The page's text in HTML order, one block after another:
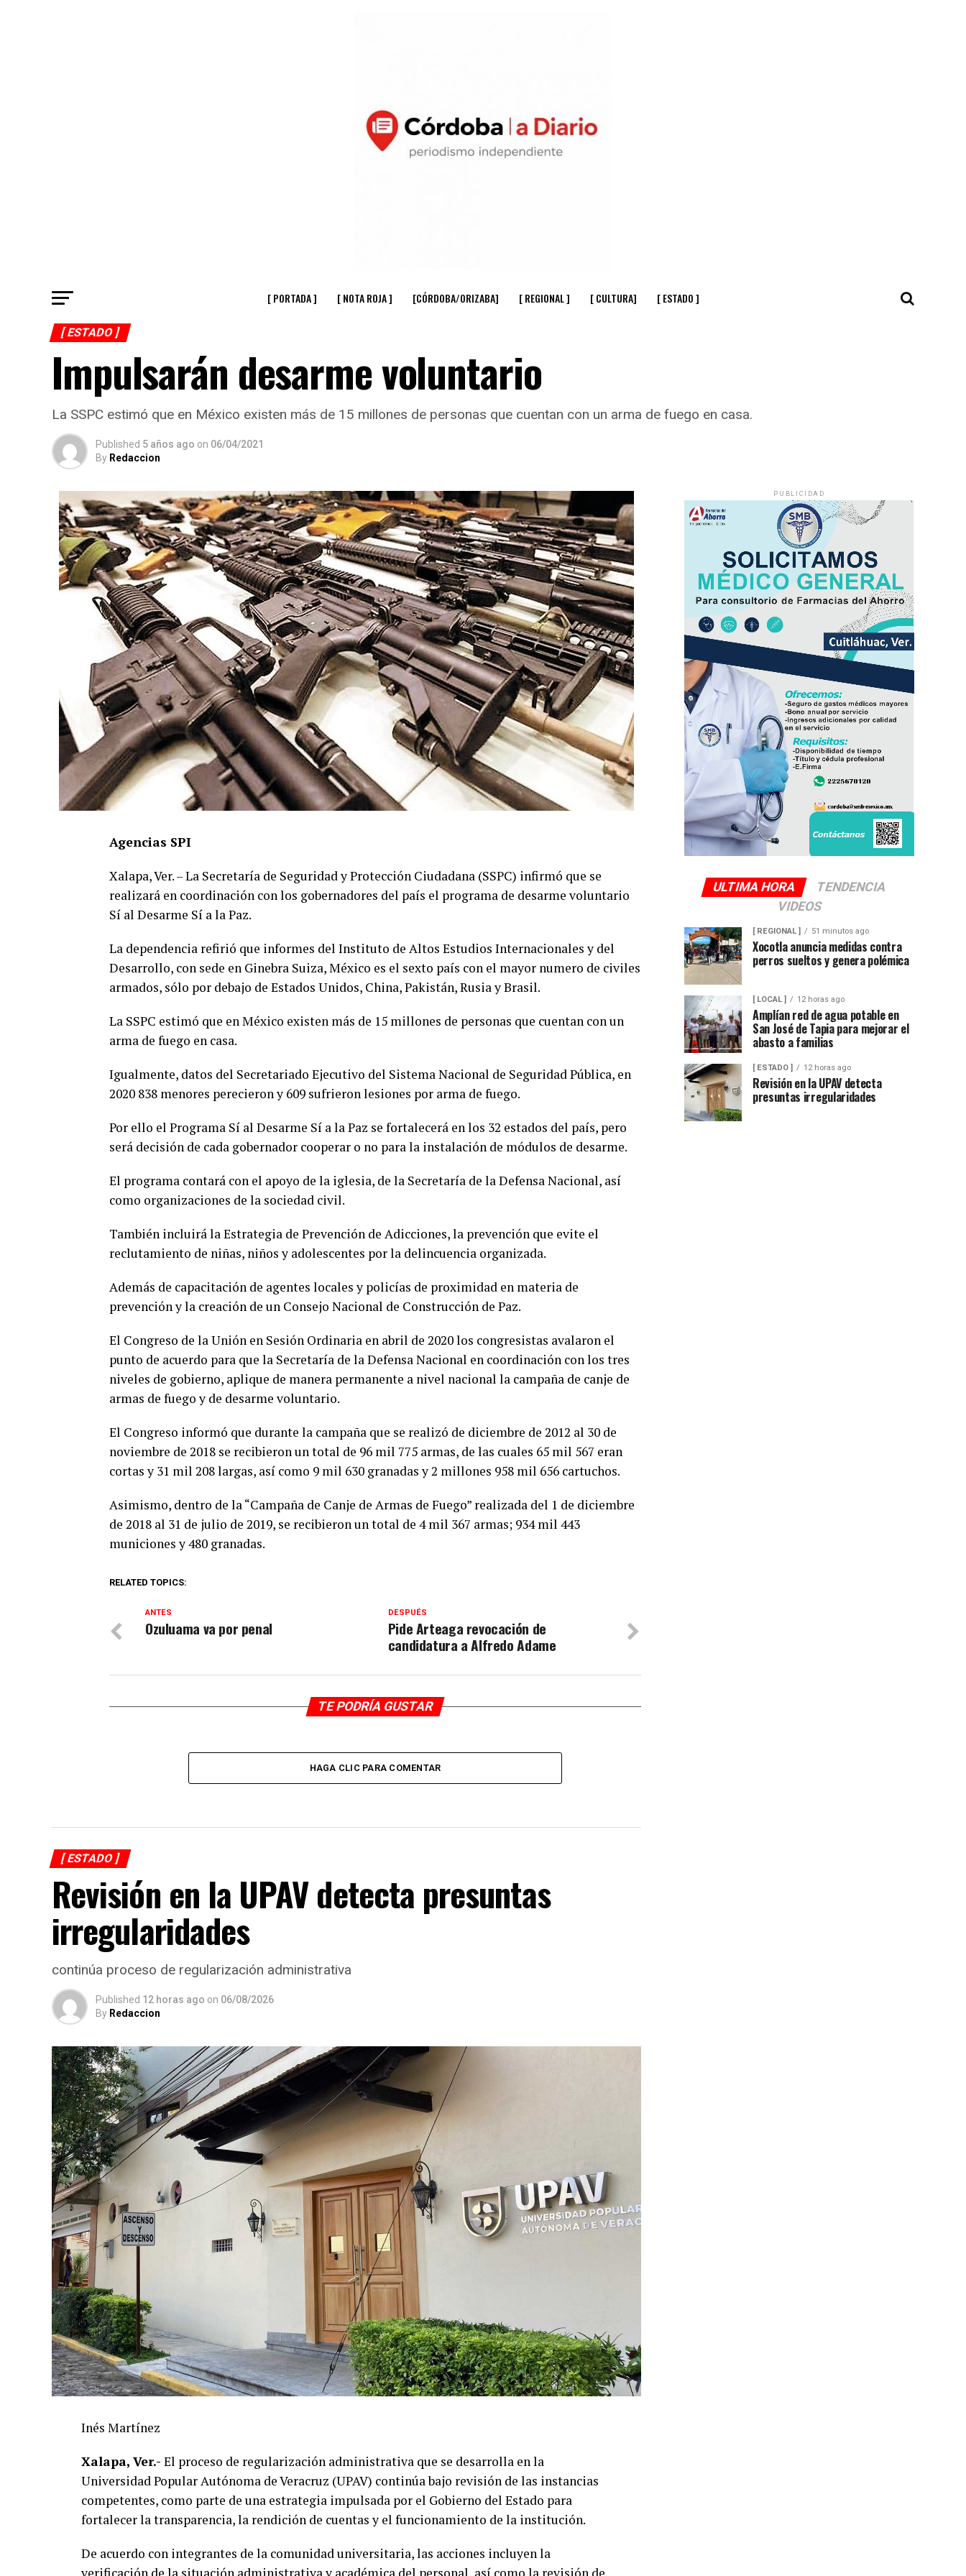
[ PORTADA ] [ NOTA ROJA ] [CÓRDOBA/ORIZABA] [ REGIONAL ] [ CULTURA] [ ESTADO ]
[ ESTADO ]
Impulsarán desarme voluntario
La SSPC estimó que en México existen más de 15 millones de personas que cuentan con un arma de fuego en casa.
Published 5 años ago on 06/04/2021
By Redaccion
Agencias SPI
Xalapa, Ver. – La Secretaría de Seguridad y Protección Ciudadana (SSPC) infirmó que se
realizará en coordinación con los gobernadores del país el programa de desarme voluntario
Sí al Desarme Sí a la Paz.
La dependencia refirió que informes del Instituto de Altos Estudios Internacionales y del
Desarrollo, con sede en Ginebra Suiza, México es el sexto país con el mayor numero de civiles
armados, sólo por debajo de Estados Unidos, China, Pakistán, Rusia y Brasil.
La SSPC estimó que en México existen más de 15 millones de personas que cuentan con un
arma de fuego en casa.
Igualmente, datos del Secretariado Ejecutivo del Sistema Nacional de Seguridad Pública, en
2020 838 menores perecieron y 609 sufrieron lesiones por arma de fuego.
Por ello el Programa Sí al Desarme Sí a la Paz se fortalecerá en los 32 estados del país, pero
será decisión de cada gobernador cooperar o no para la instalación de módulos de desarme.
El programa contará con el apoyo de la iglesia, de la Secretaría de la Defensa Nacional, así
como organizaciones de la sociedad civil.
También incluirá la Estrategia de Prevención de Adicciones, la prevención que evite el
reclutamiento de niñas, niños y adolescentes por la delincuencia organizada.
Además de capacitación de agentes locales y policías de proximidad en materia de
prevención y la creación de un Consejo Nacional de Construcción de Paz.
El Congreso de la Unión en Sesión Ordinaria en abril de 2020 los congresistas avalaron el
punto de acuerdo para que la Secretaría de la Defensa Nacional en coordinación con los tres
niveles de gobierno, aplique de manera permanente a nivel nacional la campaña de canje de
armas de fuego y de desarme voluntario.
El Congreso informó que durante la campaña que se realizó de diciembre de 2012 al 30 de
noviembre de 2018 se recibieron un total de 96 mil 775 armas, de las cuales 65 mil 567 eran
cortas y 31 mil 208 largas, así como 9 mil 630 granadas y 2 millones 958 mil 656 cartuchos.
Asimismo, dentro de la “Campaña de Canje de Armas de Fuego” realizada del 1 de diciembre
de 2018 al 31 de julio de 2019, se recibieron un total de 4 mil 367 armas; 934 mil 443
municiones y 480 granadas.
RELATED TOPICS:
DESPUÉS
Pide Arteaga revocación de
candidatura a Alfredo Adame
ANTES
Ozuluama va por penal
TE PODRÍA GUSTAR
HAGA CLIC PARA COMENTAR
[ ESTADO ]
Revisión en la UPAV detecta presuntas
irregularidades
continúa proceso de regularización administrativa
Published 12 horas ago on 06/08/2026
By Redaccion
Inés Martínez
Xalapa, Ver.- El proceso de regularización administrativa que se desarrolla en la
Universidad Popular Autónoma de Veracruz (UPAV) continúa bajo revisión de las instancias
competentes, como parte de una estrategia impulsada por el Gobierno del Estado para
fortalecer la transparencia, la rendición de cuentas y el funcionamiento de la institución.
De acuerdo con integrantes de la comunidad universitaria, las acciones incluyen la
PUBLICIDAD
ULTIMA HORA
TENDENCIA
VIDEOS
[ REGIONAL ] 51 minutos ago
Xocotla anuncia medidas contra
perros sueltos y genera polémica
[ LOCAL ] 12 horas ago
Amplían red de agua potable en
San José de Tapia para mejorar el
abasto a familias
[ ESTADO ] 12 horas ago
Revisión en la UPAV detecta
presuntas irregularidades